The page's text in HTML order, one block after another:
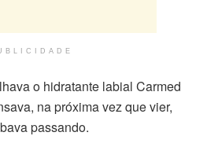
o hidratante labial Carmed
na próxima vez que vier,
passando.